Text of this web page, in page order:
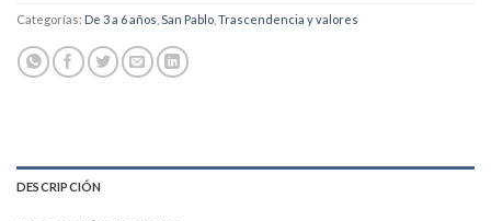
Categorías: De 3 a 6 años San Pablo Trascendencia y valores
DESCRIPCIÓN